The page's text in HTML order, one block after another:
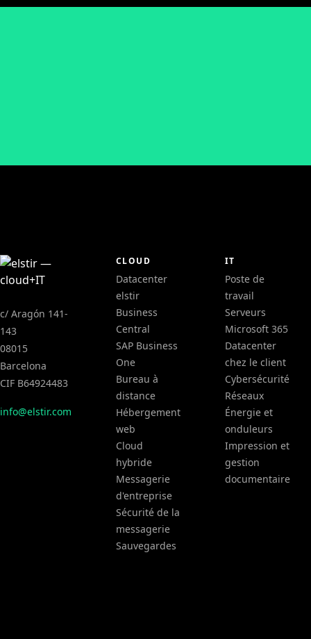
c/ Aragón 141-
143
08015
Barcelona
CIF B64924483
info@elstir.com
CLOUD
Datacenter
elstir
Business
Central
SAP Business
One
Bureau à
distance
Hébergement
web
Cloud
hybride
Messagerie
d'entreprise
Sécurité de la
messagerie
Sauvegardes
IT
Poste de
travail
Serveurs
Microsoft 365
Datacenter
chez le client
Cybersécurité
Réseaux
Énergie et
onduleurs
Impression et
gestion
documentaire